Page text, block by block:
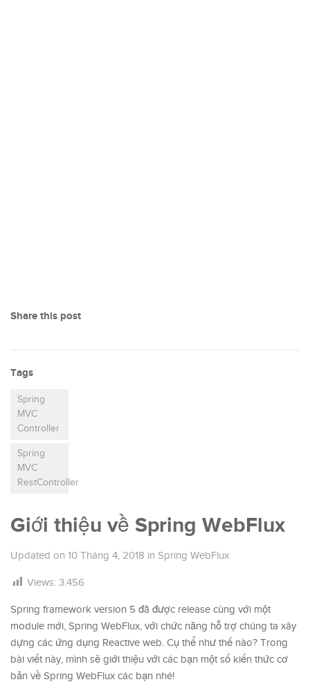
Share this post
Tags
Spring
MVC
Controller
Spring
MVC
RestController
Giới thiệu về Spring WebFlux
Updated on 10 Tháng 4, 2018 in Spring WebFlux
Views: 3.456
Spring framework version 5 đã được release cùng với một
module mới, Spring WebFlux, với chức năng hỗ trợ chúng ta xây
dựng các ứng dụng Reactive web. Cụ thể như thế nào? Trong
bài viết này, mình sẽ giới thiệu với các bạn một số kiến thức cơ
bản về Spring WebFlux các bạn nhé!